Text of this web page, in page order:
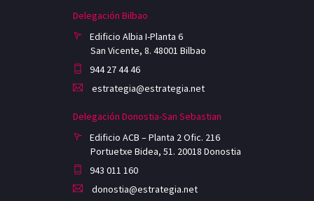
Delegación Bilbao
Edificio Albia I-Planta 6
San Vicente, 8. 48001 Bilbao
944 27 44 46
estrategia@estrategia.net
Delegación Donostia-San Sebastian
Edificio ACB – Planta 2 Ofic. 216
Portuetxe Bidea, 51. 20018 Donostia
943 011 160
donostia@estrategia.net